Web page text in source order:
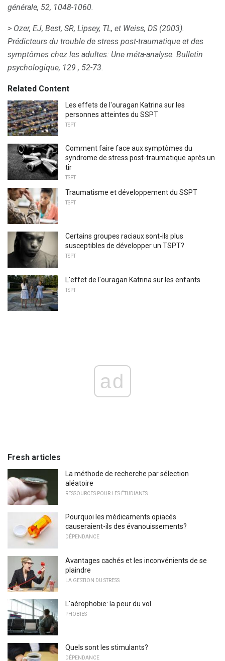
générale, 52, 1048-1060.
> Ozer, EJ, Best, SR, Lipsey, TL, et Weiss, DS (2003).
Prédicteurs du trouble de stress post-traumatique et des
symptômes chez les adultes: Une méta-analyse. Bulletin
psychologique, 129 , 52-73.
Related Content
Les effets de l'ouragan Katrina sur les
personnes atteintes du SSPT
TSPT
Comment faire face aux symptômes du
syndrome de stress post-traumatique après un
tir
TSPT
Traumatisme et développement du SSPT
TSPT
Certains groupes raciaux sont-ils plus
susceptibles de développer un TSPT?
TSPT
L'effet de l'ouragan Katrina sur les enfants
TSPT
ad
Fresh articles
La méthode de recherche par sélection
aléatoire
RESSOURCES POUR LES ÉTUDIANTS
Pourquoi les médicaments opiacés
causeraient-ils des évanouissements?
DÉPENDANCE
Avantages cachés et les inconvénients de se
plaindre
LA GESTION DU STRESS
L'aérophobie: la peur du vol
PHOBIES
Quels sont les stimulants?
DÉPENDANCE